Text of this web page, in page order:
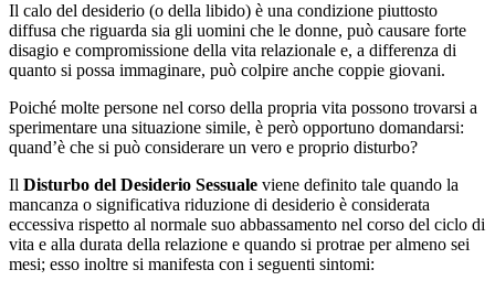
Il calo del desiderio (o della libido) è una condizione piuttosto
diffusa che riguarda sia gli uomini che le donne, può causare forte
disagio e compromissione della vita relazionale e, a differenza di
quanto si possa immaginare, può colpire anche coppie giovani.
Poiché molte persone nel corso della propria vita possono trovarsi a
sperimentare una situazione simile, è però opportuno domandarsi:
quand’è che si può considerare un vero e proprio disturbo?
Il Disturbo del Desiderio Sessuale viene definito tale quando la
mancanza o significativa riduzione di desiderio è considerata
eccessiva rispetto al normale suo abbassamento nel corso del ciclo di
vita e alla durata della relazione e quando si protrae per almeno sei
mesi; esso inoltre si manifesta con i seguenti sintomi: